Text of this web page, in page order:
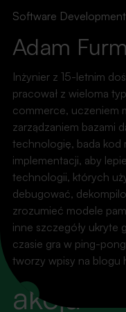
Software
Adam
Inżynier z 15-letnim
pracował z wieloma
commerce, uczeniem
zarządzaniem bazami
technologię, bada kod
implementacji, aby
technologii, których
debugować,
zrozumieć modele
inne szczegóły ukryte
czasie gra w ping-
tworzy wpisy na blogu
LinkedIn
WYDARZENIA
akcja